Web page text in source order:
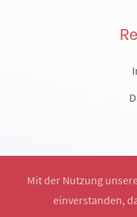
Mit der Nutzung
einverstanden,